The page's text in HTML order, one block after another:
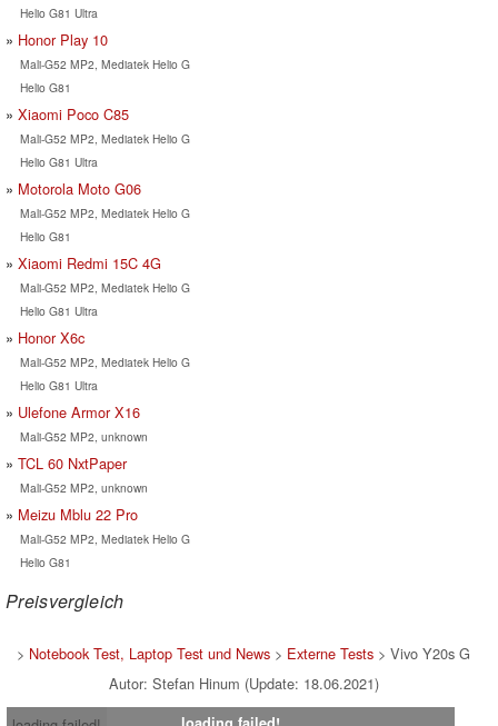
Helio G81 Ultra
Honor Play 10
Mali-G52 MP2, Mediatek Helio G
Helio G81
Xiaomi Poco C85
Mali-G52 MP2, Mediatek Helio G
Helio G81 Ultra
Motorola Moto G06
Mali-G52 MP2, Mediatek Helio G
Helio G81
Xiaomi Redmi 15C 4G
Mali-G52 MP2, Mediatek Helio G
Helio G81 Ultra
Honor X6c
Mali-G52 MP2, Mediatek Helio G
Helio G81 Ultra
Ulefone Armor X16
Mali-G52 MP2, unknown
TCL 60 NxtPaper
Mali-G52 MP2, unknown
Meizu Mblu 22 Pro
Mali-G52 MP2, Mediatek Helio G
Helio G81
Preisvergleich
> Notebook Test, Laptop Test und News > Externe Tests > Vivo Y20s G
Autor: Stefan Hinum (Update: 18.06.2021)